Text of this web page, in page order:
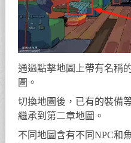
通過點擊地圖上帶有名稱
圖。
切換地圖後，已有的裝備
繼承到第二章地圖。
不同地圖含有不同NPC和